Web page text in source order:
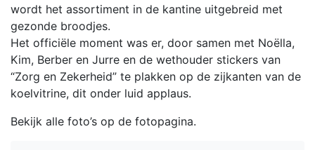
wordt het assortiment in de kantine uitgebreid met
gezonde broodjes.
Het officiële moment was er, door samen met Noëlla,
Kim, Berber en Jurre en de wethouder stickers van
“Zorg en Zekerheid” te plakken op de zijkanten van de
koelvitrine, dit onder luid applaus.
Bekijk alle foto’s op de fotopagina.